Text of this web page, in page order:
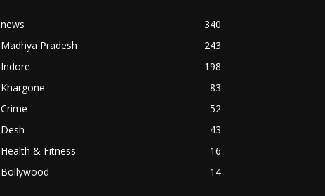
news
340
Madhya Pradesh
243
Indore
198
Khargone
83
Crime
52
Desh
43
Health & Fitness
16
Bollywood
14